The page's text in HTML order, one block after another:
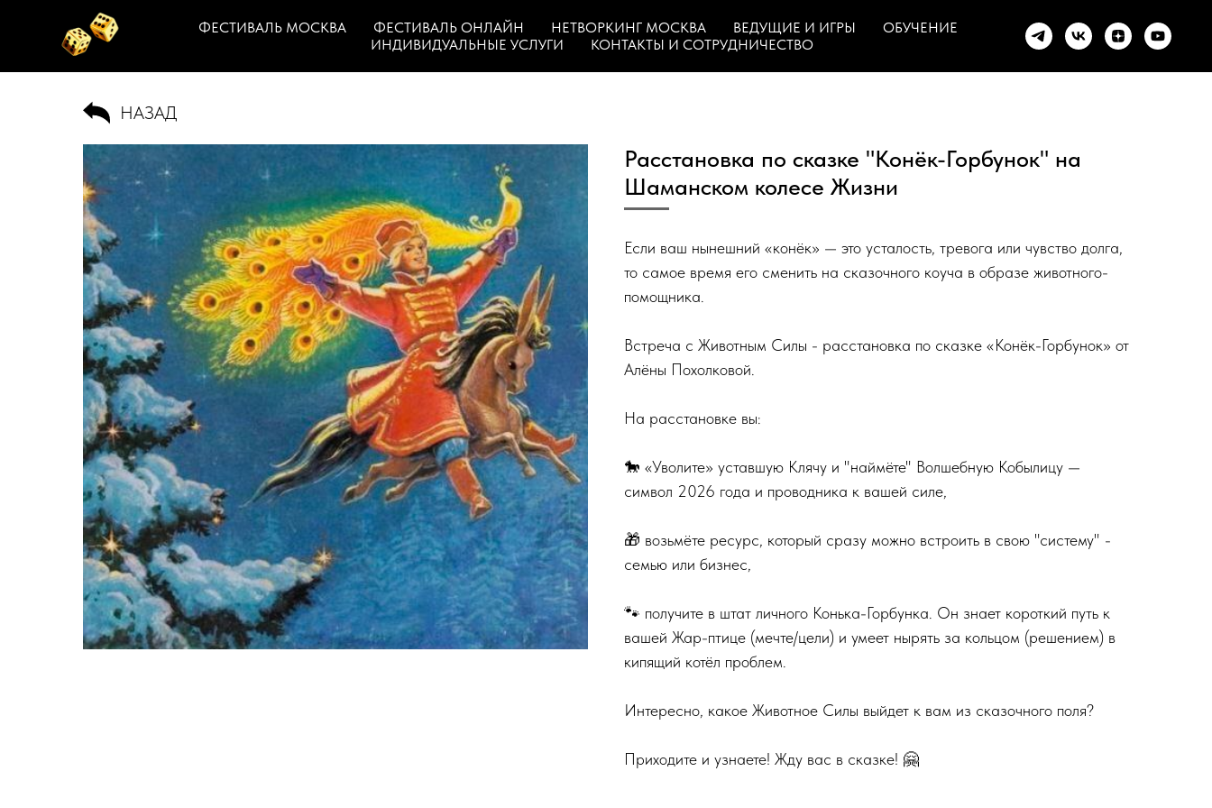
ФЕСТИВАЛЬ МОСКВА ФЕСТИВАЛЬ ОНЛАЙН НЕТВОРКИНГ МОСКВА ВЕДУЩИЕ И ИГРЫ
ОБУЧЕНИЕ
ИНДИВИДУАЛЬНЫЕ УСЛУГИ
КОНТАКТЫ И СОТРУДНИЧЕСТВО
НАЗАД
Расстановка по сказке "Конёк-Горбунок" на
Шаманском колесе Жизни
Если ваш нынешний «конёк» — это усталость, тревога или чувство долга,
то самое время его сменить на сказочного коуча в образе животного-
помощника.
Встреча с Животным Силы - расстановка по сказке «Конёк-Горбунок» от
Алёны Похолковой.
На расстановке вы:
🐎 «Уволите» уставшую Клячу и "наймёте" Волшебную Кобылицу —
символ 2026 года и проводника к вашей силе,
🎁 возьмëте ресурс, который сразу можно встроить в свою "систему" -
семью или бизнес,
🐾 получите в штат личного Конька-Горбунка. Он знает короткий путь к
вашей Жар-птице (мечте/цели) и умеет нырять за кольцом (решением) в
кипящий котёл проблем.
Интересно, какое Животное Силы выйдет к вам из сказочного поля?
Приходите и узнаете! Жду вас в сказке! 🤗